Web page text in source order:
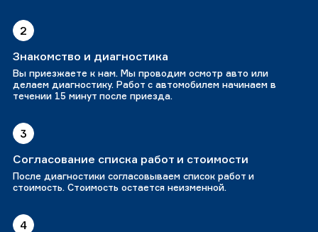
2
Знакомство и диагностика
Вы приезжаете к нам. Мы проводим осмотр авто или
делаем диагностику. Работ с автомобилем начинаем в
течении 15 минут после приезда.
3
Согласование списка работ и стоимости
После диагностики согласовываем список работ и
стоимость. Стоимость остается неизменной.
4